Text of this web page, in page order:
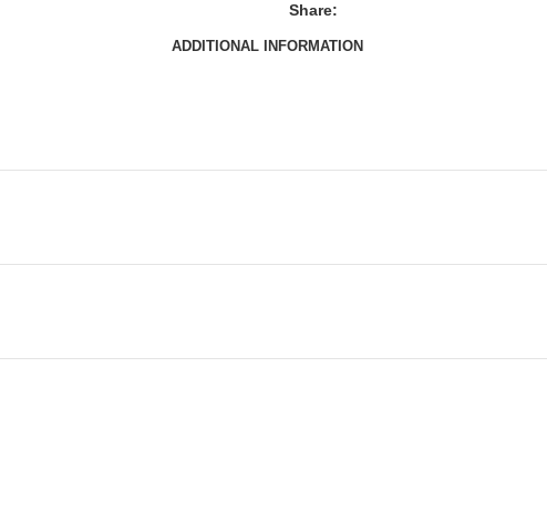
Share:
ADDITIONAL INFORMATION